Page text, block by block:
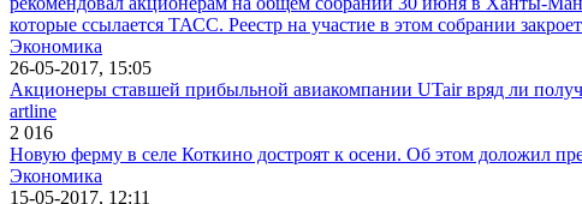
которые ссылается ТАСС. Реестр на участие в этом собрании
Экономика
26-05-2017, 15:05
Акционеры ставшей прибыльной авиакомпании UTair вряд ли
artline
2 016
Новую ферму в селе Коткино достроят к осени. Об этом доложил
Экономика
15-05-2017, 12:11